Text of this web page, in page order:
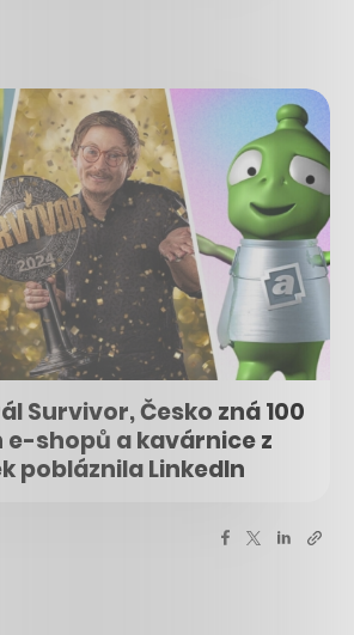
Survivor, Česko zná 100
shopů a kavárnice z
pobláznila LinkedIn